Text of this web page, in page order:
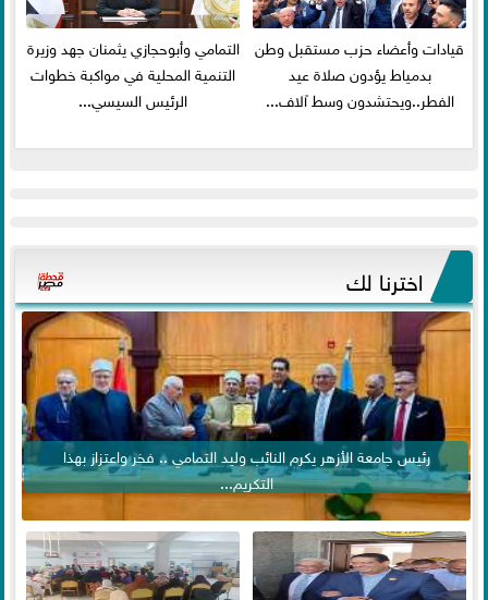
قيادات وأعضاء حزب مستقبل وطن
بدمياط يؤدون صلاة عيد
الفطر..ويحتشدون وسط آلاف...
التمامي وأبوحجازي يثمنان جهد وزيرة
التنمية المحلية في مواكبة خطوات
الرئيس السيسي...
اخترنا لك
رئيس جامعة الأزهر يكرم النائب وليد التمامي .. فخر واعتزاز بهذا
التكريم...